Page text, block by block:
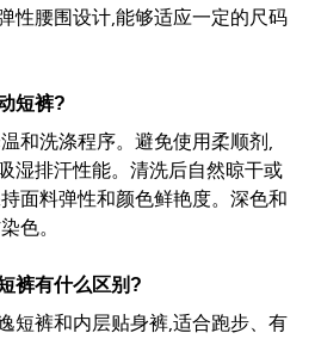
性腰围设计,能够适应一定的尺码
短裤?
和洗涤程序。避免使用柔顺剂,
湿排汗性能。清洗后自然晾干或
面料弹性和颜色鲜艳度。深色和
色。
裤有什么区别?
短裤和内层贴身裤,适合跑步、有